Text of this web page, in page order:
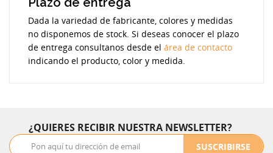
Dada la variedad de fabricante, colores y medidas
no disponemos de stock. Si deseas conocer el plazo
de entrega consultanos desde el área de contacto
indicando el producto, color y medida.
¿QUIERES RECIBIR NUESTRA NEWSLETTER?
SUSCRIBIRSE